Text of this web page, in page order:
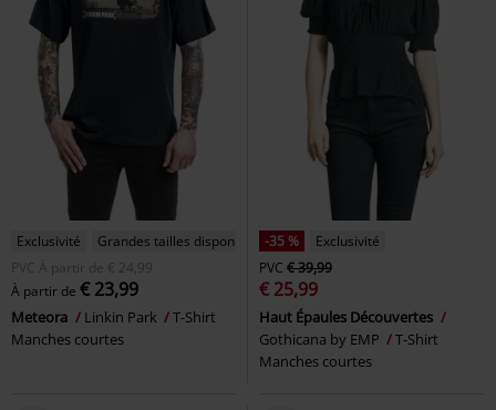
Exclusivité
Grandes tailles disponibles
PVC
À partir de € 24,99
À partir de € 23,99
Meteora Linkin Park
T-Shirt
Manches courtes
-35 %
Exclusivité
PVC € 39,99
€ 25,99
Haut Épaules Découvertes
Gothicana by EMP
T-Shirt
Manches courtes